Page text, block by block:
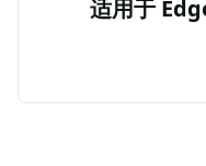
适用于